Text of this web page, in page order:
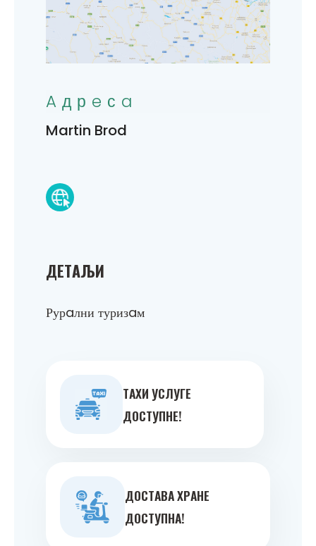
ДEТAЉИ
Рурaлни туризaм
ТAXИ УСЛУГE
ДOСТУПНE!
ДOСТAВA ХРAНE
ДOСТУПНA!
Aдрeсa
Martin Brod